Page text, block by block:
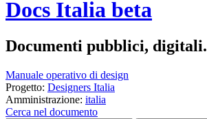
Docs Italia beta
Documenti pubblici, digitali.
Manuale operativo di design
Progetto: Designers Italia
Amministrazione: italia
Cerca nel documento